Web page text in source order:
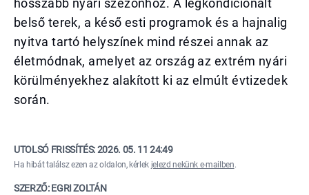
hosszabb nyári szezonhoz. A légkondicionált
belső terek, a késő esti programok és a hajnalig
nyitva tartó helyszínek mind részei annak az
életmódnak, amelyet az ország az extrém nyári
körülményekhez alakított ki az elmúlt évtizedek
során.
UTOLSÓ FRISSÍTÉS:2026. 05. 11 24:49
Ha hibát találsz ezen az oldalon, kérlek jelezd nekünk e-mailben.
SZERZŐ: EGRI ZOLTÁN